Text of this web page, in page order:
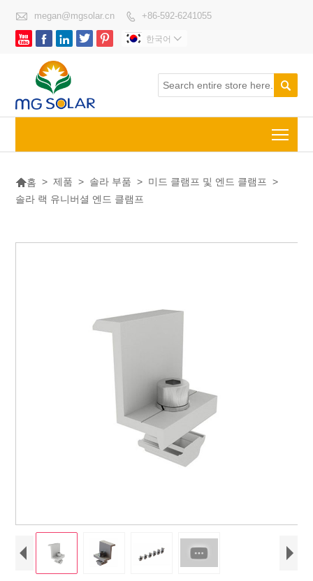
 megan@mgsolar.cn  +86-592-6241055
     한국어 

홈 > 제품 > 솔라 부품 > 미드 클램프 및 엔드 클램프
>
솔라 랙 유니버셜 엔드 클램프